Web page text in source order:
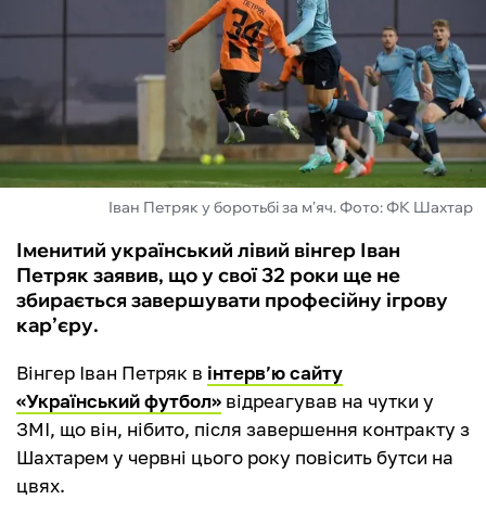
ІНШІ
БУКМЕКЕРИ
Іван Петряк у боротьбі за м'яч. Фото: ФК Шахтар
Іменитий український лівий вінгер Іван
Петряк заявив, що у свої 32 роки ще не
збирається завершувати професійну ігрову
кар’єру.
Вінгер Іван Петряк в інтерв’ю сайту
«Український футбол» відреагував на чутки у
ЗМІ, що він, нібито, після завершення контракту з
Шахтарем у червні цього року повісить бутси на
цвях.